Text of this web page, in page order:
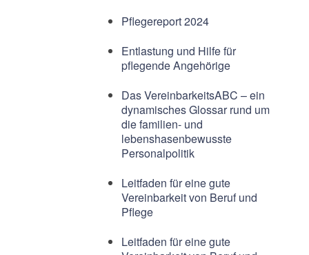
Pflegereport 2024
Entlastung und Hilfe für
pflegende Angehörige
Das VereinbarkeitsABC – ein
dynamisches Glossar rund um
die familien- und
lebenshasenbewusste
Personalpolitik
Leitfaden für eine gute
Vereinbarkeit von Beruf und
Pflege
Leitfaden für eine gute